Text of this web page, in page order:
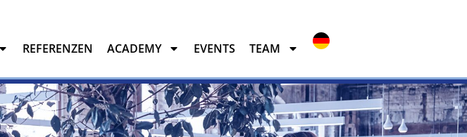
REFERENZEN ACADEMY EVENTS TEAM
REFERENZEN ACADEMY EVENTS TEAM